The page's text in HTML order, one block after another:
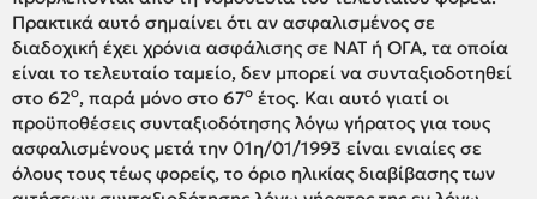
Πρακτικά αυτό σημαίνει ότι αν ασφαλισμένος σε
διαδοχική έχει χρόνια ασφάλισης σε ΝΑΤ ή ΟΓΑ, τα οποία
είναι το τελευταίο ταμείο, δεν μπορεί να συνταξιοδοτηθεί
στο 62ο, παρά μόνο στο 67ο έτος. Και αυτό γιατί οι
προϋποθέσεις συνταξιοδότησης λόγω γήρατος για τους
ασφαλισμένους μετά την 01η/01/1993 είναι ενιαίες σε
όλους τους τέως φορείς, το όριο ηλικίας διαβίβασης των